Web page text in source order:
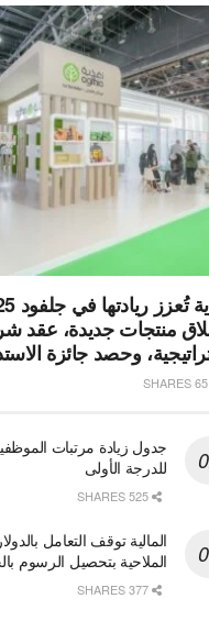
أغذية
منتجات جديدة، عقد
وحصد جائزة
للدرجة الأولى
المالية توقف التعامل
الملاحية بتحصيل الرسوم